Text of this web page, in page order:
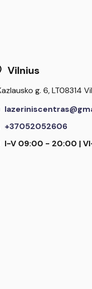
Vilnius
g. 6, LT08314
+37052052606
I-V 09:00 - 20:00 |